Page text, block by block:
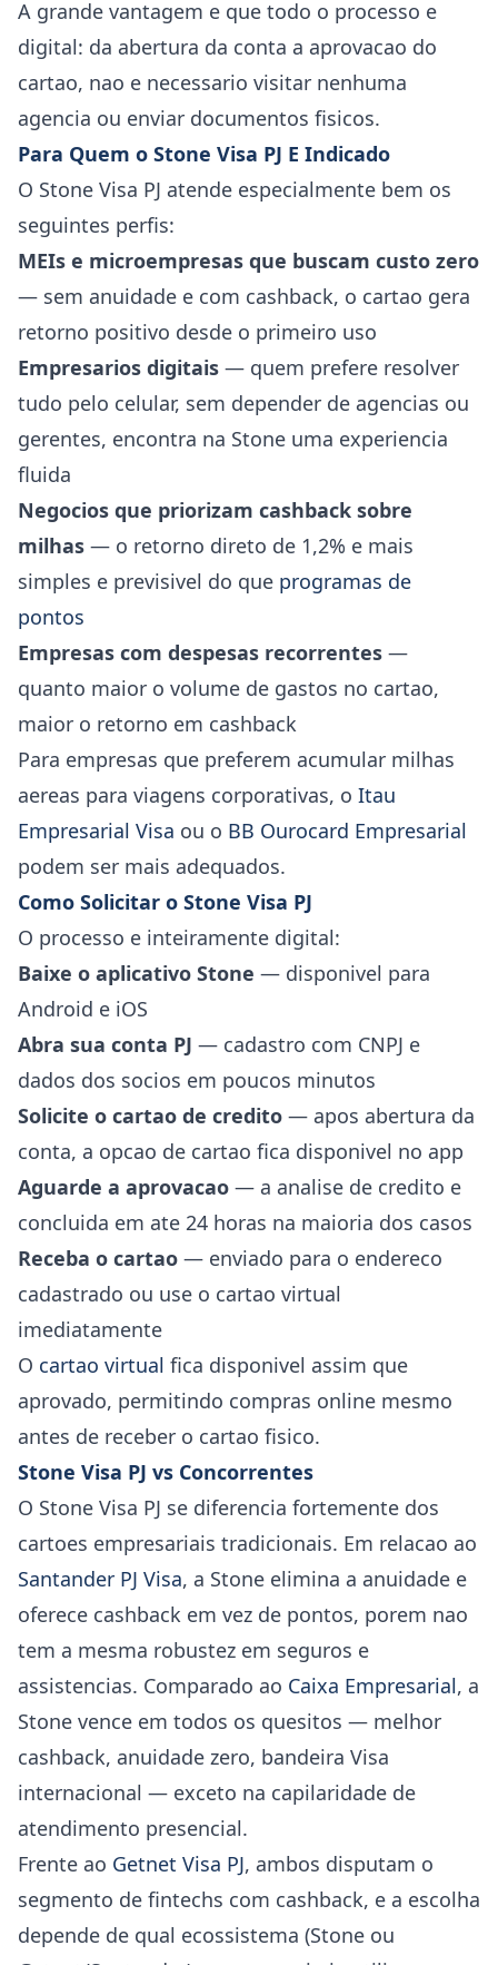
A grande vantagem e que todo o processo e
digital: da abertura da conta a aprovacao do
cartao, nao e necessario visitar nenhuma
agencia ou enviar documentos fisicos.
Para Quem o Stone Visa PJ E Indicado
O Stone Visa PJ atende especialmente bem os
seguintes perfis:
MEIs e microempresas que buscam custo zero
— sem anuidade e com cashback, o cartao gera
retorno positivo desde o primeiro uso
Empresarios digitais — quem prefere resolver
tudo pelo celular, sem depender de agencias ou
gerentes, encontra na Stone uma experiencia
fluida
Negocios que priorizam cashback sobre
milhas — o retorno direto de 1,2% e mais
simples e previsivel do que programas de
pontos
Empresas com despesas recorrentes —
quanto maior o volume de gastos no cartao,
maior o retorno em cashback
Para empresas que preferem acumular milhas
aereas para viagens corporativas, o Itau
Empresarial Visa ou o BB Ourocard Empresarial
podem ser mais adequados.
Como Solicitar o Stone Visa PJ
O processo e inteiramente digital:
Baixe o aplicativo Stone — disponivel para
Android e iOS
Abra sua conta PJ — cadastro com CNPJ e
dados dos socios em poucos minutos
Solicite o cartao de credito — apos abertura da
conta, a opcao de cartao fica disponivel no app
Aguarde a aprovacao — a analise de credito e
concluida em ate 24 horas na maioria dos casos
Receba o cartao — enviado para o endereco
cadastrado ou use o cartao virtual
imediatamente
O cartao virtual fica disponivel assim que
aprovado, permitindo compras online mesmo
antes de receber o cartao fisico.
Stone Visa PJ vs Concorrentes
O Stone Visa PJ se diferencia fortemente dos
cartoes empresariais tradicionais. Em relacao ao
Santander PJ Visa, a Stone elimina a anuidade e
oferece cashback em vez de pontos, porem nao
tem a mesma robustez em seguros e
assistencias. Comparado ao Caixa Empresarial, a
Stone vence em todos os quesitos — melhor
cashback, anuidade zero, bandeira Visa
internacional — exceto na capilaridade de
atendimento presencial.
Frente ao Getnet Visa PJ, ambos disputam o
segmento de fintechs com cashback, e a escolha
depende de qual ecossistema (Stone ou